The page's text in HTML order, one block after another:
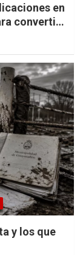
en
convertir
y los que